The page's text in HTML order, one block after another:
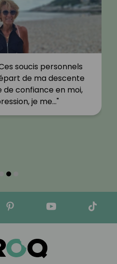
soucis personnels
de ma descente
de confiance en moi,
je me…"